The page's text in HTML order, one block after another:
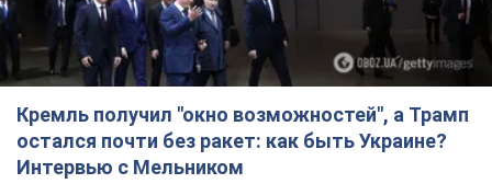
Кремль получил "окно возможностей", а Трамп
остался почти без ракет: как быть Украине?
Интервью с Мельником